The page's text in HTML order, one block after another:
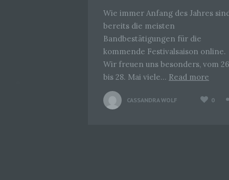
Wie immer Anfang des Jahres
bereits die meisten
Bandbestätigungen für die
kommende Festivalsaison online.
Wir freuen uns besonders, vom
bis 28. Mai viele… Read more
CASSANDRA WOLF 0